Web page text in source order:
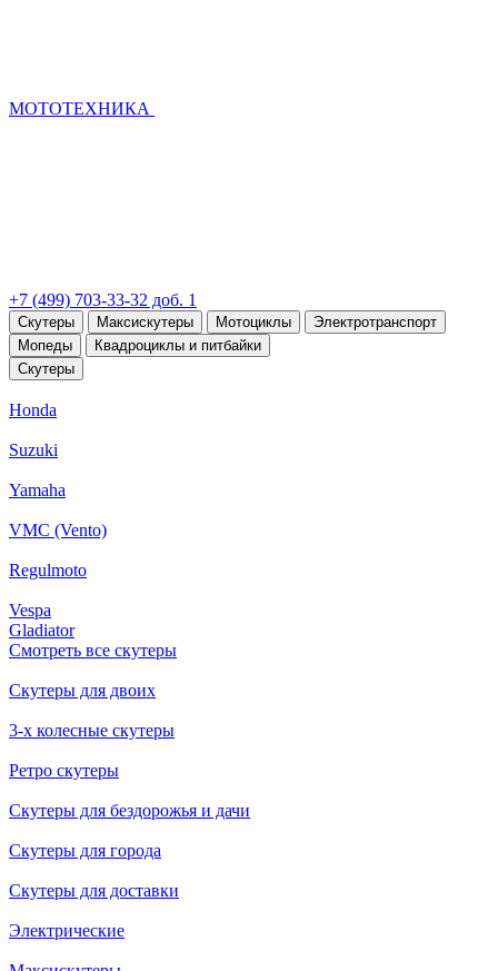
МОТОТЕХНИКА
+7 (499) 703-33-32 доб. 1
Скутеры Максискутеры Мотоциклы
Электротранспорт
Мопеды
Квадроциклы и питбайки
Скутеры
Honda
Suzuki
Yamaha
VMC (Vento)
Regulmoto
Vespa
Gladiator
Смотреть все скутеры
Скутеры для двоих
3-х колесные скутеры
Ретро скутеры
Скутеры для бездорожья и дачи
Скутеры для города
Скутеры для доставки
Электрические